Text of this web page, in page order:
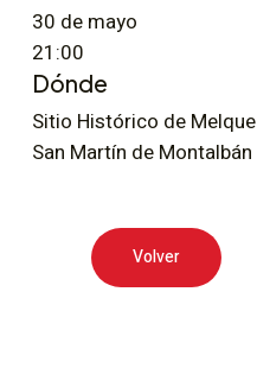
30 de mayo
21:00
Dónde
Sitio Histórico de Melque
San Martín de Montalbán
Volver